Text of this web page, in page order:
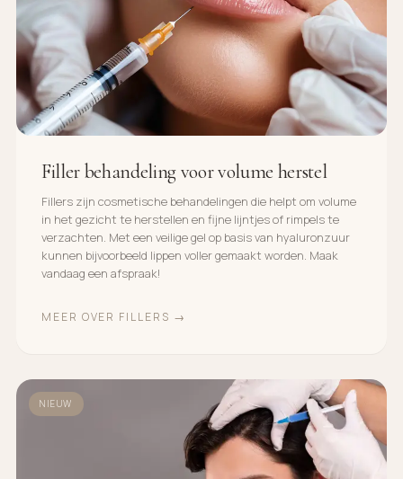
Filler behandeling voor volume herstel
Fillers zijn cosmetische behandelingen die helpt om volume
in het gezicht te herstellen en fijne lijntjes of rimpels te
verzachten. Met een veilige gel op basis van hyaluronzuur
kunnen bijvoorbeeld lippen voller gemaakt worden. Maak
vandaag een afspraak!
MEER OVER FILLERS →
NIEUW